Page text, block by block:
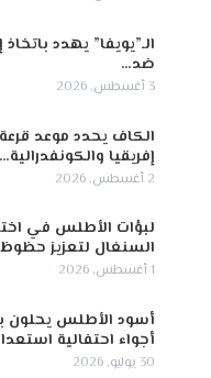
الـ”يويفا” يهدد باتخاذ
ضد…
3 أغسطس, 2026
الكاف يحدد موعد
إفريقيا والكونفدرالية…
2 أغسطس, 2026
لبؤات الأطلس في
السنغال لتعزيز
1 أغسطس, 2026
أسود الأطلس
أجواء احتفالية
30 يوليو, 2026